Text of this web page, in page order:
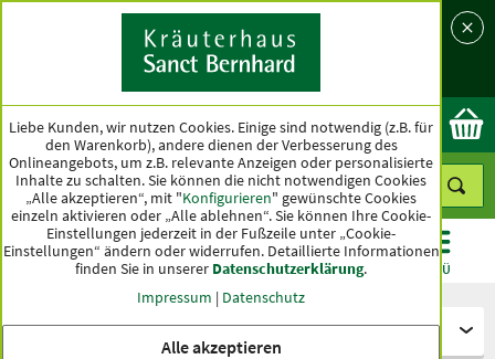
Land
Ok
KATEGORIEN ANGEBOTE TOPSELLER MENÜ
Kapseln und Tabletten
Liebe Kunden, wir nutzen Cookies. Einige sind notwendig (z.B. für
den Warenkorb), andere dienen der Verbesserung des
Onlineangebots, um z.B. relevante Anzeigen oder personalisierte
Inhalte zu schalten. Sie können die nicht notwendigen Cookies
„Alle akzeptieren“, mit "Konfigurieren" gewünschte Cookies
einzeln aktivieren oder „Alle ablehnen“. Sie können Ihre Cookie-
Einstellungen jederzeit in der Fußzeile unter „Cookie-
Einstellungen“ ändern oder widerrufen. Detaillierte Informationen
finden Sie in unserer Datenschutzerklärung.
Impressum | Datenschutz
Alle akzeptieren